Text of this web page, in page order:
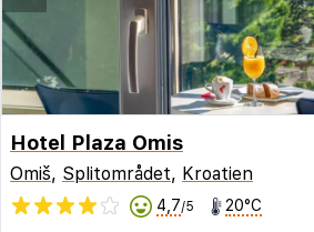
Hotel Plaza Omis
Omiš, Splitområdet, Kroatien
4,7/5 20°C